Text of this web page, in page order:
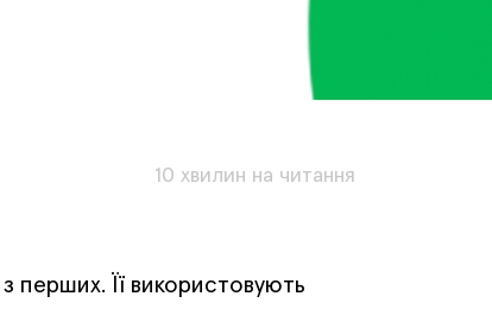
10 хвилин на читання
перших. Її використовують